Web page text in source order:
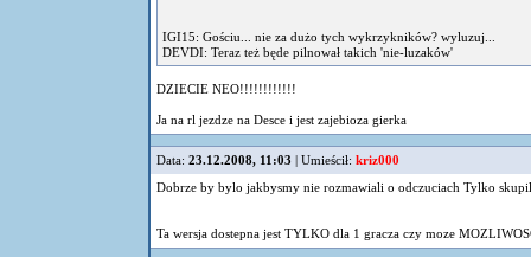
IGI15: Gościu... nie za dużo tych wykrzykników? wyluzuj...
DEVDI: Teraz też będe pilnował takich 'nie-luzaków'
DZIECIE NEO!!!!!!!!!!!!
Ja na rl jezdze na Desce i jest zajebioza gierka
Data: 23.12.2008, 11:03 | Umieścił: kriz000
Dobrze by bylo jakbysmy nie rozmawiali o odczuciach Tylko
Ta wersja dostepna jest TYLKO dla 1 gracza czy moze